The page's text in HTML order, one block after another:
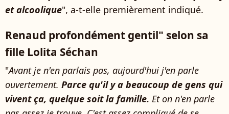
et alcoolique", a-t-elle premièrement indiqué.
Renaud profondément gentil" selon sa
fille Lolita Séchan
"Avant je n'en parlais pas, aujourd'hui j'en parle
ouvertement. Parce qu'il y a beaucoup de gens qui
vivent ça, quelque soit la famille. Et on n'en parle